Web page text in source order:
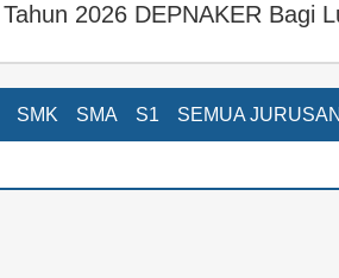
Tahun 2026 DEPNAKER Bagi
SMK SMA S1 SEMUA JURUSAN